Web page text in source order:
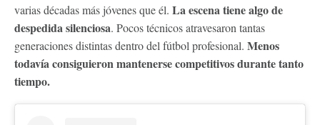
varias décadas más jóvenes que él. La escena tiene algo de
despedida silenciosa. Pocos técnicos atravesaron tantas
generaciones distintas dentro del fútbol profesional. Menos
todavía consiguieron mantenerse competitivos durante tanto
tiempo.